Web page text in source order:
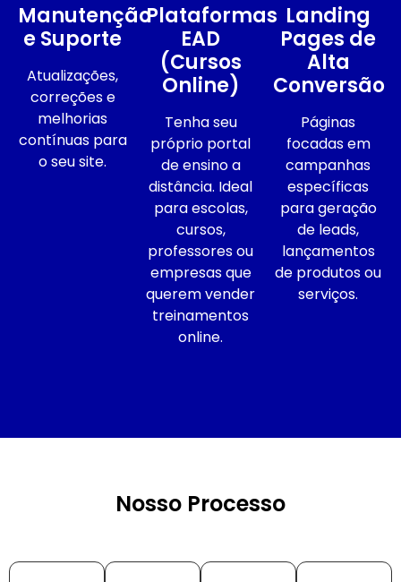
Manutenção
e Suporte
Atualizações,
correções e
melhorias
contínuas para
o seu site.
Plataformas
EAD
(Cursos
Online)
Tenha seu
próprio portal
de ensino a
distância. Ideal
para escolas,
cursos,
professores ou
empresas que
querem vender
treinamentos
online.
Landing
Pages de
Alta
Conversão
Páginas
focadas em
campanhas
específicas
para geração
de leads,
lançamentos
de produtos ou
serviços.
Nosso Processo